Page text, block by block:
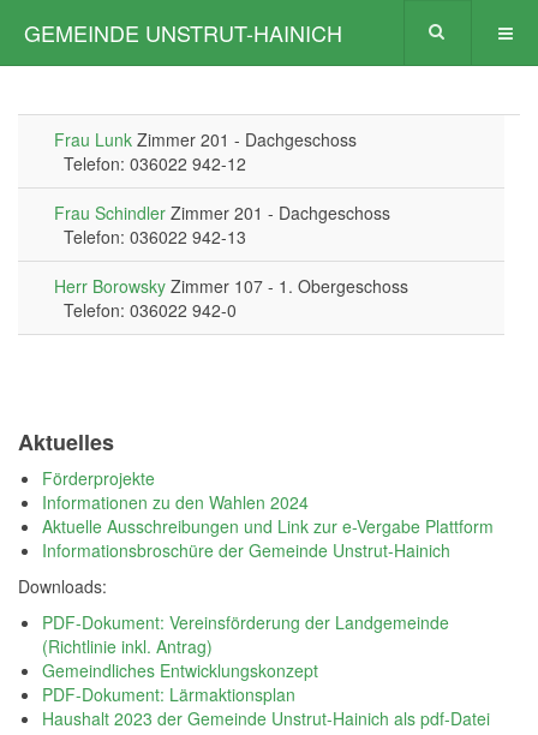
GEMEINDE UNSTRUT-HAINICH
Frau Lunk Zimmer 201 - Dachgeschoss
Telefon: 036022 942-12
Frau Schindler Zimmer 201 - Dachgeschoss
Telefon: 036022 942-13
Herr Borowsky Zimmer 107 - 1. Obergeschoss
Telefon: 036022 942-0
Aktuelles
Förderprojekte
Informationen zu den Wahlen 2024
Aktuelle Ausschreibungen und Link zur e-Vergabe Plattform
Informationsbroschüre der Gemeinde Unstrut-Hainich
Downloads:
PDF-Dokument: Vereinsförderung der Landgemeinde
(Richtlinie inkl. Antrag)
Gemeindliches Entwicklungskonzept
PDF-Dokument: Lärmaktionsplan
Haushalt 2023 der Gemeinde Unstrut-Hainich als pdf-Datei